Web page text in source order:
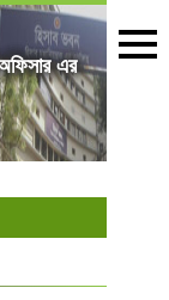
এর